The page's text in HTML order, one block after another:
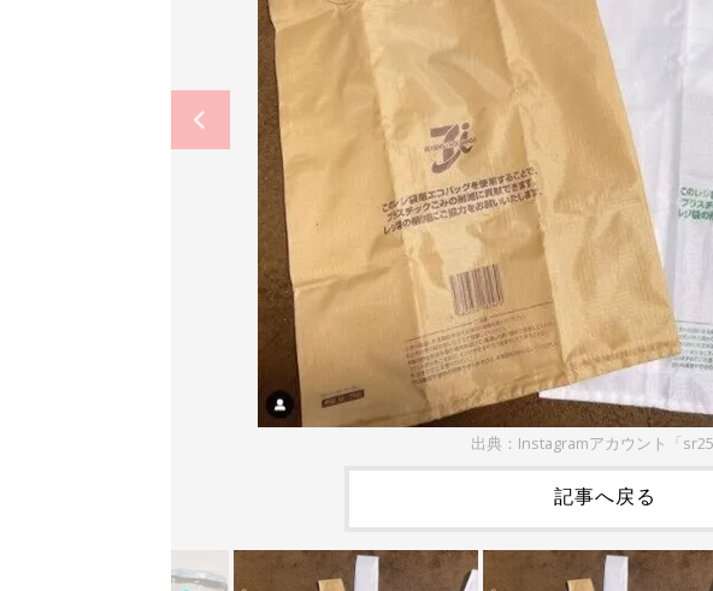
出典：Instagramアカウント「
記事へ戻る